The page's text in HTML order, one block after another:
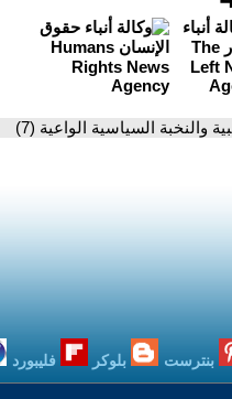
والنخبة السياسية الواعية (7)
بنترست بلوكر فليبورد